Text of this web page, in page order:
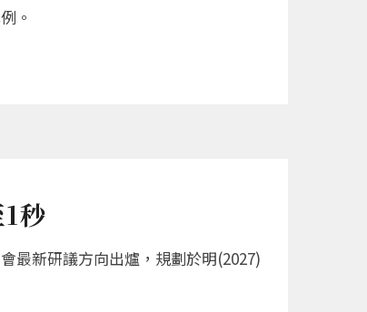
。
秒
最新研議方向出爐，規劃於明(2027)